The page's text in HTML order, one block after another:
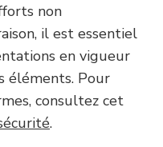
non
il est essentiel
en vigueur
éléments. Pour
consultez cet
.